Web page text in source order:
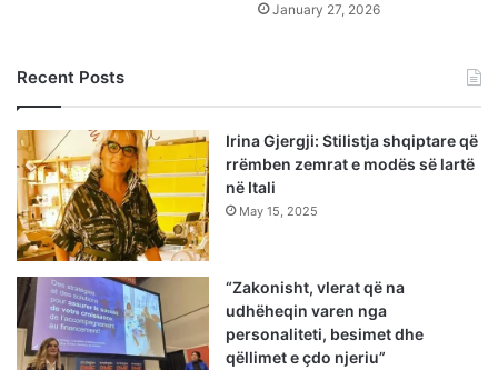
January 27, 2026
Recent Posts
Irina Gjergji: Stilistja shqiptare që
rrëmben zemrat e modës së lartë
në Itali
May 15, 2025
“Zakonisht, vlerat që na
udhëheqin varen nga
personaliteti, besimet dhe
qëllimet e çdo njeriu”